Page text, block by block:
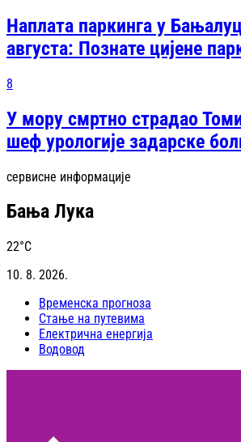
Наплата паркинга у
августа: Познате цијене
8
У мору смртно страдао
шеф урологије задарске
сервисне информације
Бања Лука
22°C
10. 8. 2026.
Временска прогноза
Стање на путевима
Електрична енергија
Водовод